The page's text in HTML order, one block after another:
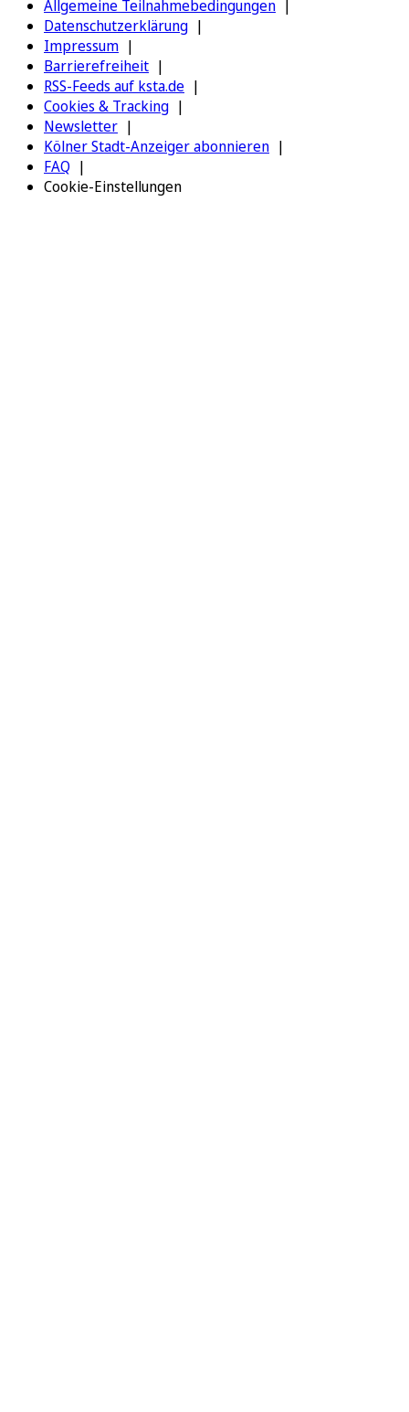
Allgemeine Teilnahmebedingungen
Datenschutzerklärung
Impressum
Barrierefreiheit
RSS-Feeds auf ksta.de
Cookies & Tracking
Newsletter
Kölner Stadt-Anzeiger abonnieren
FAQ
Cookie-Einstellungen